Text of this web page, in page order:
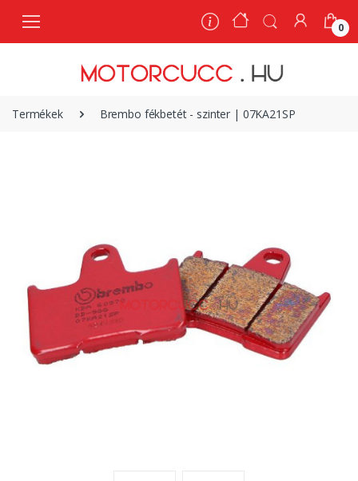
0
Termékek Brembo fékbetét - szinter | 07KA21SP
0